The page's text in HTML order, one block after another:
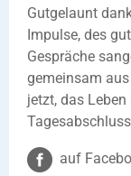
Gutgelaunt
Impulse, des
Gespräche
gemeinsam
jetzt, das
auf